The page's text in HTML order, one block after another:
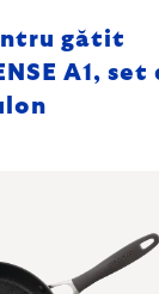
gătit
A1, set